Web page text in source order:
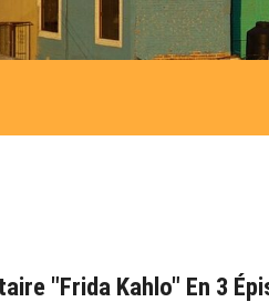
"Frida Kahlo" En 3